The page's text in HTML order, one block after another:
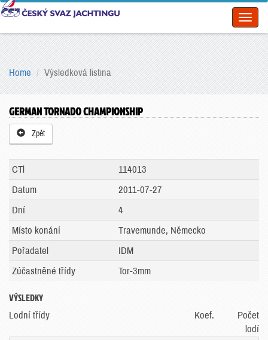
Home Výsledková listina
GERMAN TORNADO CHAMPIONSHIP
Zpět
CTl
114013
Datum
2011-07-27
Dní
4
Místo konání
Travemunde, Německo
Pořadatel
IDM
Zúčastněné třídy
Tor-3mm
VÝSLEDKY
Lodní třídy Koef.
Počet
lodí